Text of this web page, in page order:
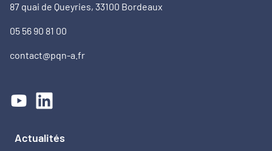
87 quai de Queyries, 33100 Bordeaux
05 56 90 81 00
contact@pqn-a.fr
Actualités